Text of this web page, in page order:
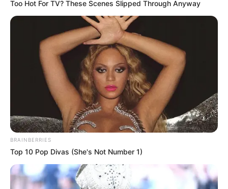
How Did They Get Gina Carano To Take It All
BRAINBERRIES
เรื่องอื่นๆ ที่น่าสนใจ
Too Hot For TV? These Scenes Slipped Through Anyway
BRAINBERRIES
Top 10 Pop Divas (She's Not Number 1)